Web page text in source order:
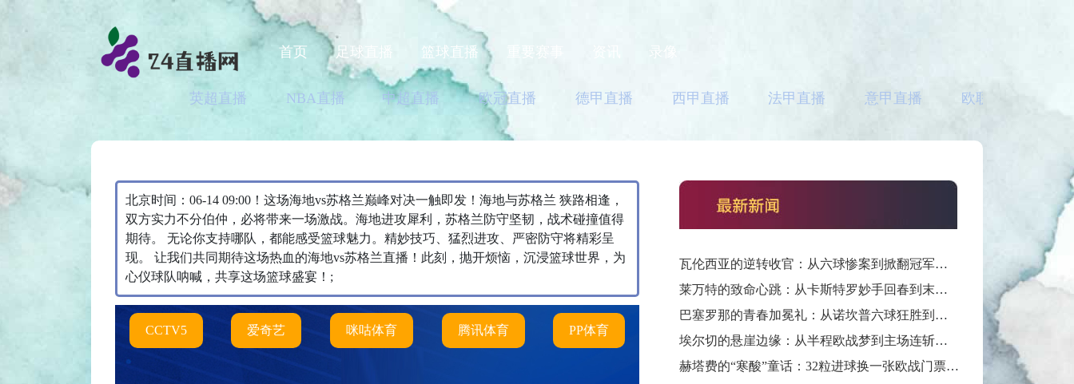
首页 足球直播 篮球直播 重要赛事 录像
英超直播 NBA直播 中超直播 欧冠直播 德甲直播 西甲直播 法甲直播 意甲直播 欧联直播
北京时间：06-14 09:00！这场海地vs苏格兰巅峰对决一触即发！海地与苏格兰 狭路相逢，
双方实力不分伯仲，必将带来一场激战。海地进攻犀利，苏格兰防守坚韧，战术碰撞值得
期待。 无论你支持哪队，都能感受篮球魅力。精妙技巧、猛烈进攻、严密防守将精彩呈
现。 让我们共同期待这场热血的海地vs苏格兰直播！此刻，抛开烦恼，沉浸篮球世界，为
心仪球队呐喊，共享这场篮球盛宴！;
CCTV5 爱奇艺 咪咕体育 腾讯体育 PP体育
瓦伦西亚的逆转收官：从六球惨案到掀翻冠军的“梅斯塔利亚血性”
莱万特的致命心跳：从卡斯特罗妙手回春到末轮惊魂保级的“瓦伦西亚不死魂”
巴塞罗那的青春加冕礼：从诺坎普六球狂胜到国家德比封王的“梦四序章”
埃尔切的悬崖边缘：从半程欧战梦到主场连斩强敌的“绿色求生欲”
赫塔费的“寒酸”童话：32粒进球换一张欧战门票的另类奇迹